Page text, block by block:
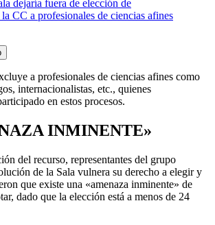
dejaría fuera de elección de
CC a profesionales de ciencias afines
a profesionales de ciencias afines como
internacionalistas, etc., quienes
en estos procesos.
INMINENTE»
del recurso, representantes del grupo
de la Sala vulnera su derecho a elegir y
que existe una «amenaza inminente» de
dado que la elección está a menos de 24